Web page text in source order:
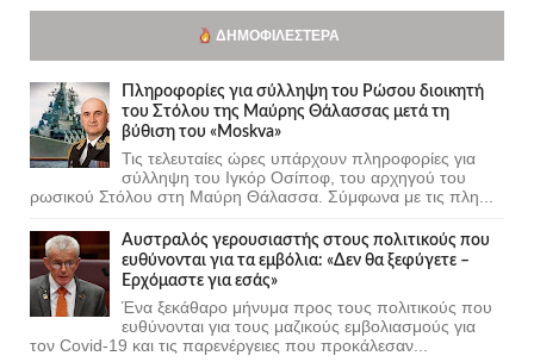
ΔΗΜΟΦΙΛΈΣΤΕΡΑ
Πληροφορίες για σύλληψη του Ρώσου διοικητή
του Στόλου της Mαύρης Θάλασσας μετά τη
βύθιση του «Moskva»
Τις τελευταίες ώρες υπάρχουν πληροφορίες για
σύλληψη του Ιγκόρ Οσίποφ, του αρχηγού του
ρωσικού Στόλου στη Μαύρη Θάλασσα. Σύμφωνα με τις πλη...
Αυστραλός γερουσιαστής στους πολιτικούς που
ευθύνονται για τα εμβόλια: «Δεν θα ξεφύγετε –
Ερχόμαστε για εσάς»
Ένα ξεκάθαρο μήνυμα προς τους πολιτικούς που
ευθύνονται για τους μαζικούς εμβολιασμούς για
τον Covid-19 και τις παρενέργειες που προκάλεσαν...